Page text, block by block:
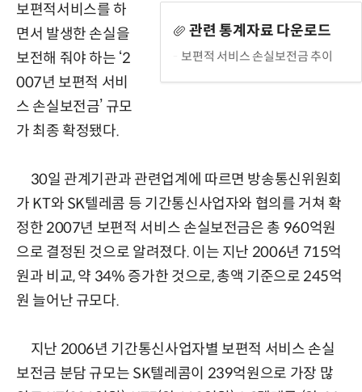
관련 통계자료 다운로드
보편적 서비스 손실보전금 추이
보편적서비스를 하
면서 발생한 손실을
보전해 줘야 하는 ‘2
007년 보편적 서비
스 손실보전금’ 규모
가 최종 확정됐다.
30일 관계기관과 관련업계에 따르면 방송통신위원회
가 KT와 SK텔레콤 등 기간통신사업자와 협의를 거쳐 확
정한 2007년 보편적 서비스 손실보전금은 총 960억원
으로 결정된 것으로 알려졌다. 이는 지난 2006년 715억
원과 비교, 약 34% 증가한 것으로, 총액 기준으로 245억
원 늘어난 규모다.
지난 2006년 기간통신사업자별 보편적 서비스 손실
보전금 분담 규모는 SK텔레콤이 239억원으로 가장 많